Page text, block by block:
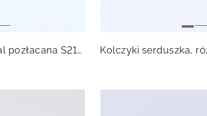
Kolczyki kryształki, stal pozłacana S215558Z00